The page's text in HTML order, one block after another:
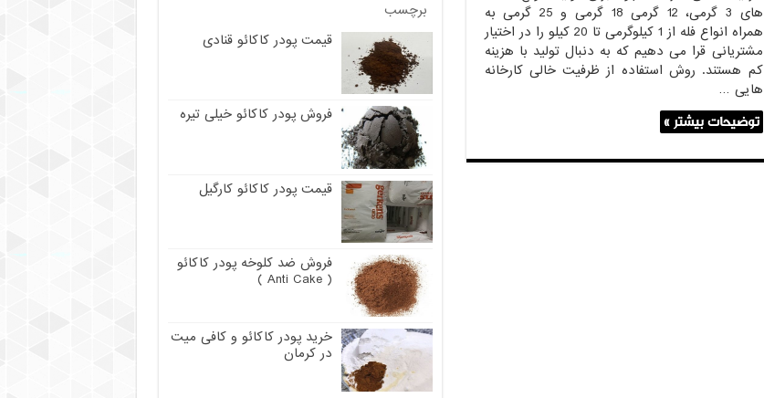
های 3 گرمی، 12 گرمی 18 گرمی و 25 گرمی به
همراه انواع فله از 1 کیلوگرمی تا 20 کیلو را در اختیار
مشتریانی قرا می دهیم که به دنبال تولید با هزینه
کم هستند. روش استفاده از ظرفیت خالی کارخانه
هایی …
توضیحات بیشتر »
برچسب
قیمت پودر کاکائو قنادی
فروش پودر کاکائو خیلی تیره
قیمت پودر کاکائو کارگیل
فروش ضد کلوخه پودر کاکائو
( Anti Cake )
خرید پودر کاکائو و کافی میت
در کرمان